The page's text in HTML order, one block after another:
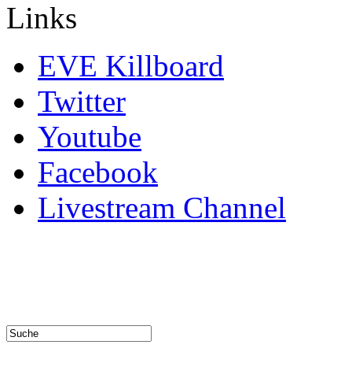
Links
EVE Killboard
Twitter
Youtube
Facebook
Livestream Channel